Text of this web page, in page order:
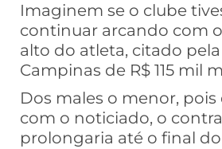
Imaginem se o clube
continuar arcando com
alto do atleta, citado
Campinas de R$ 115 mil
Dos males o menor,
com o noticiado, o
prolongaria até o final